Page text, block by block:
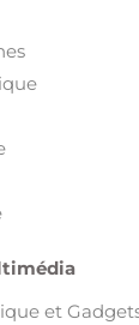
et